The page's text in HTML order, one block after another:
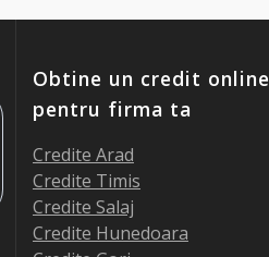
Obtine un credit online
pentru firma ta
Credite Arad
Credite Timis
Credite Salaj
Credite Hunedoara